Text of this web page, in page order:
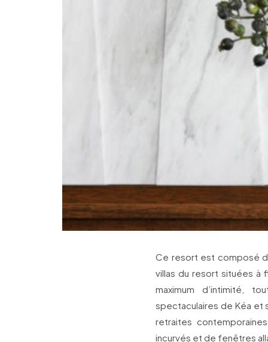
Ce resort est composé
villas du resort situées à
maximum d’intimité,
spectaculaires de Kéa et
retraites
incurvés et de fenêtres